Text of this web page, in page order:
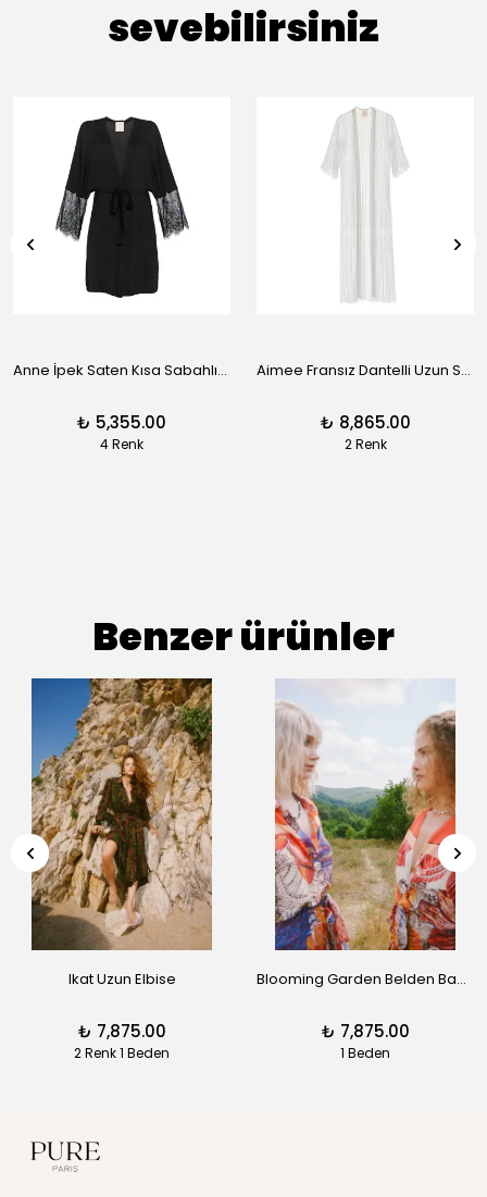
sevebilirsiniz
Anne İpek Saten Kısa Sabahlık - Siyah
₺ 5,355.00
4 Renk
Aimee Fransız Dantelli Uzun Sabahlık - Siyah
₺ 8,865.00
2 Renk
Benzer ürünler
Ikat Uzun Elbise
₺ 7,875.00
2 Renk 1 Beden
Blooming Garden Belden Bağlamalı Elbise
₺ 7,875.00
1 Beden